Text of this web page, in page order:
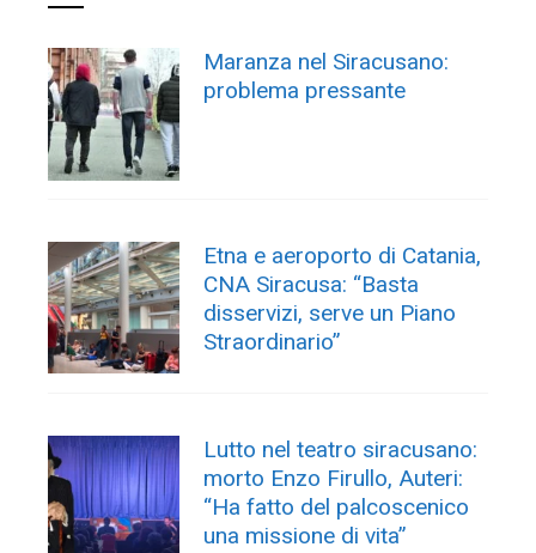
Maranza nel Siracusano:
problema pressante
Etna e aeroporto di Catania,
CNA Siracusa: “Basta
disservizi, serve un Piano
Straordinario”
Lutto nel teatro siracusano:
morto Enzo Firullo, Auteri:
“Ha fatto del palcoscenico
una missione di vita”